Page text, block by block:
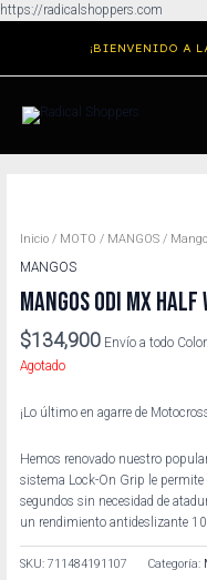
https://radicalshoppers.com
¡BIENVENIDO A
Inicio / MOTO / MANGOS /
MANGOS
MANGOS ODI MX HALF
$134,900 Envío a todo
Agotado
¡Lo último en agarre de
Hemos renovado nuestro
sistema Lock-On Grip le
segundos sin necesidad de
un rendimiento antideslizante
SKU:711484191107 Categoría: